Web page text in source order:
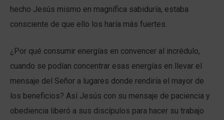
hecho Jesús mismo en magnífica sabiduría, estaba
consciente de que ello los haría más fuertes.
¿Por qué consumir energías en convencer al incrédulo,
cuando se podían concentrar esas energías en llevar el
mensaje del Señor a lugares donde rendiría el mayor de
los beneficios? Así Jesús con su mensaje de paciencia y
obediencia liberó a sus discípulos para hacer su trabajo